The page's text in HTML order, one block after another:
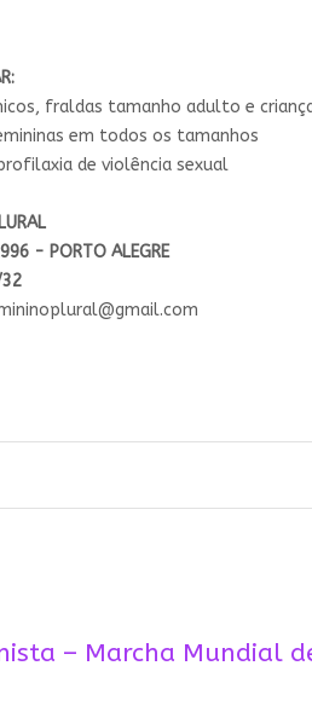
fraldas tamanho adulto e
em todos os tamanhos
de violência sexual
- PORTO ALEGRE
32
com
– Marcha Mundial